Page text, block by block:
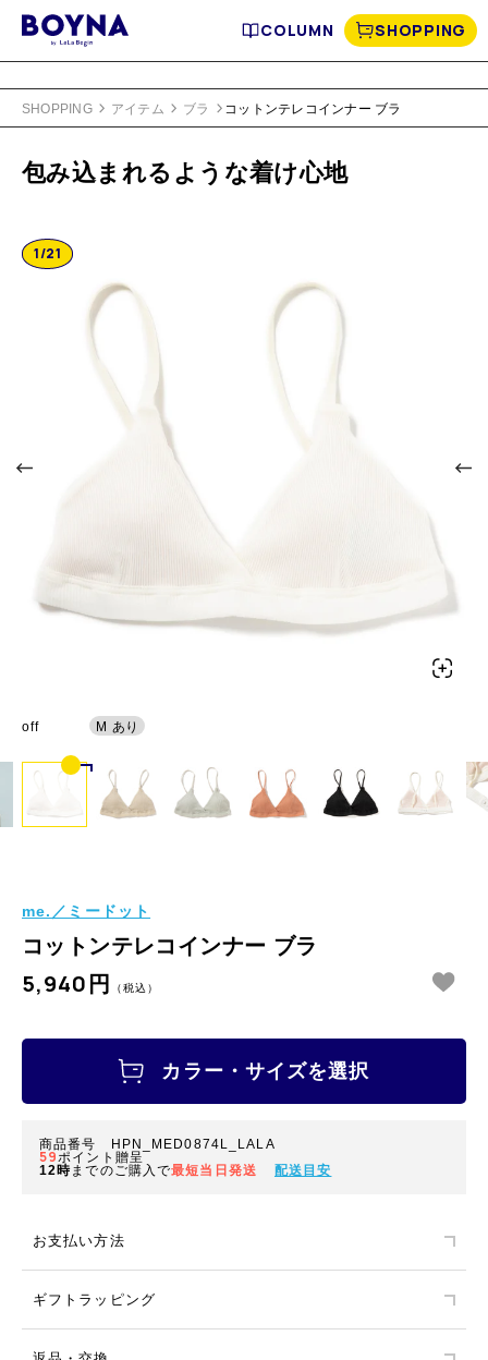
COLUMN SHOPPING
SHOPPING アイテム ブラ コットンテレコインナー ブラ
包み込まれるような着け心地
1/21
off M あり
me.／ミードット
コットンテレコインナー ブラ
5,940円 （税込）
カラー・サイズを選択
商品番号 HPN_MED0874L_LALA
59ポイント贈呈
12時までのご購入で最短当日発送 配送目安
お支払い方法
ギフトラッピング